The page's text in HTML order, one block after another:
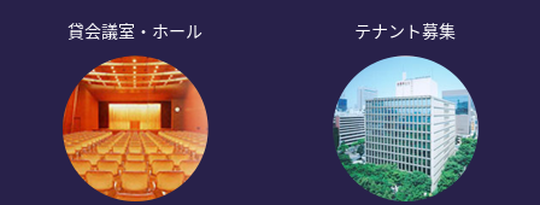
貸会議室・ホール テナント募集